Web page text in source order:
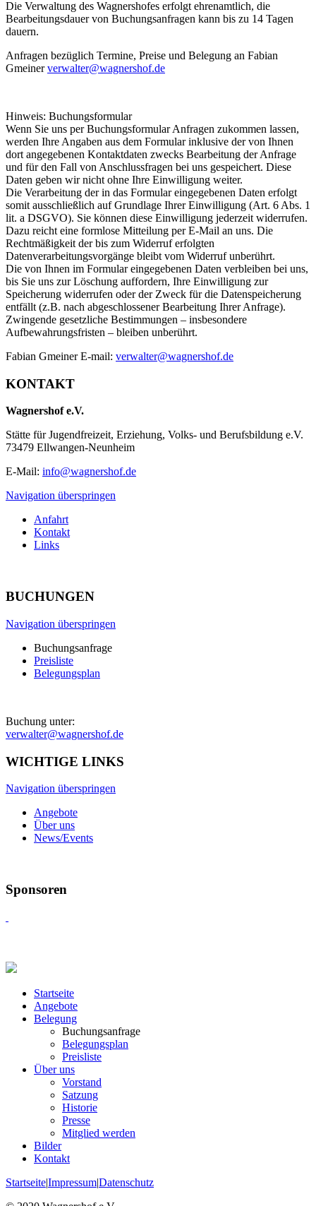
Die Verwaltung des Wagnershofes erfolgt ehrenamtlich, die
Bearbeitungsdauer von Buchungsanfragen kann bis zu 14 Tagen
dauern.
Anfragen bezüglich Termine, Preise und Belegung an Fabian
Gmeinerverwalter@wagnershof.de
Hinweis: Buchungsformular
Wenn Sie uns per Buchungsformular Anfragen zukommen lassen,
werden Ihre Angaben aus dem Formular inklusive der von Ihnen
dort angegebenen Kontaktdaten zwecks Bearbeitung der Anfrage
und für den Fall von Anschlussfragen bei uns gespeichert. Diese
Daten geben wir nicht ohne Ihre Einwilligung weiter.
Die Verarbeitung der in das Formular eingegebenen Daten erfolgt
somit ausschließlich auf Grundlage Ihrer Einwilligung (Art. 6 Abs. 1
lit. a DSGVO). Sie können diese Einwilligung jederzeit widerrufen.
Dazu reicht eine formlose Mitteilung per E-Mail an uns. Die
Rechtmäßigkeit der bis zum Widerruf erfolgten
Datenverarbeitungsvorgänge bleibt vom Widerruf unberührt.
Die von Ihnen im Formular eingegebenen Daten verbleiben bei uns,
bis Sie uns zur Löschung auffordern, Ihre Einwilligung zur
Speicherung widerrufen oder der Zweck für die Datenspeicherung
entfällt (z.B. nach abgeschlossener Bearbeitung Ihrer Anfrage).
Zwingende gesetzliche Bestimmungen – insbesondere
Aufbewahrungsfristen – bleiben unberührt.
Fabian Gmeiner E-mail: verwalter@wagnershof.de
KONTAKT
Wagnershof e.V.
Stätte für Jugendfreizeit, Erziehung, Volks- und Berufsbildung e.V.
73479 Ellwangen-Neunheim
E-Mail: info@wagnershof.de
Navigation überspringen
Anfahrt
Kontakt
Links
BUCHUNGEN
Navigation überspringen
Buchungsanfrage
Preisliste
Belegungsplan
Buchung unter:
verwalter@wagnershof.de
WICHTIGE LINKS
Navigation überspringen
Angebote
Über uns
News/Events
Sponsoren
Startseite
Angebote
Belegung
Buchungsanfrage
Belegungsplan
Preisliste
Über uns
Vorstand
Satzung
Historie
Presse
Mitglied werden
Bilder
Kontakt
Startseite|Impressum|Datenschutz